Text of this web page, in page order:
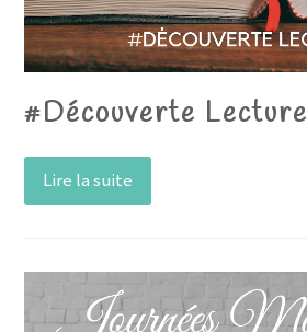
#Découverte Lecture
Lire la suite